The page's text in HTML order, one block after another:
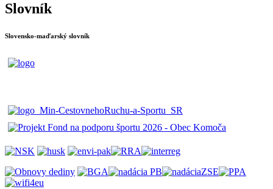
Slovník
Slovensko-maďarský slovník